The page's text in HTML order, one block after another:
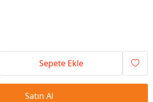
Sepete Ekle
Satın Al